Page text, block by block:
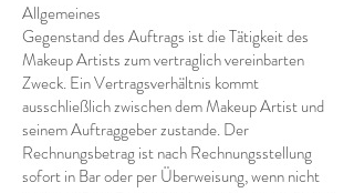
Allgemeines
Gegenstand des Auftrags ist die Tätigkeit des
Makeup Artists zum vertraglich vereinbarten
Zweck. Ein Vertragsverhältnis kommt
ausschließlich zwischen dem Makeup Artist und
seinem Auftraggeber zustande. Der
Rechnungsbetrag ist nach Rechnungsstellung
sofort in Bar oder per Überweisung, wenn nicht